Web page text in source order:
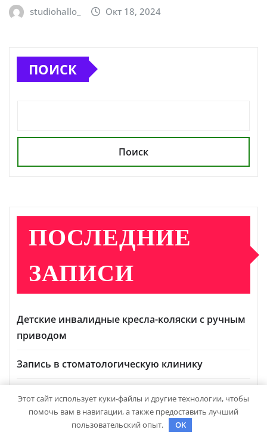
studiohallo_ Окт 18, 2024
ПОИСК
Поиск
ПОСЛЕДНИЕ
ЗАПИСИ
Детские инвалидные кресла-коляски с ручным
приводом
Запись в стоматологическую клинику
Выбор гонгов: ассортимент и характеристики
Оформление аккредитивов в международной
Этот сайт использует куки-файлы и другие технологии, чтобы
помочь вам в навигации, а также предоставить лучший
пользовательский опыт.
OK